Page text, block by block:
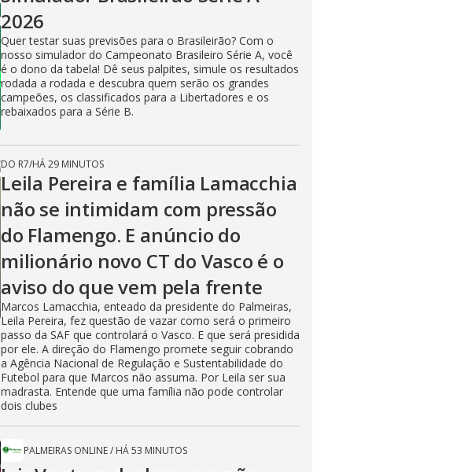
2026
Quer testar suas previsões para o Brasileirão? Com o
nosso simulador do Campeonato Brasileiro Série A, você
é o dono da tabela! Dê seus palpites, simule os resultados
rodada a rodada e descubra quem serão os grandes
campeões, os classificados para a Libertadores e os
rebaixados para a Série B.
DO R7/HÁ 29 MINUTOS
Leila Pereira e família Lamacchia
não se intimidam com pressão
do Flamengo. E anúncio do
milionário novo CT do Vasco é o
aviso do que vem pela frente
Marcos Lamacchia, enteado da presidente do Palmeiras,
Leila Pereira, fez questão de vazar como será o primeiro
passo da SAF que controlará o Vasco. E que será presidida
por ele. A direção do Flamengo promete seguir cobrando
a Agência Nacional de Regulação e Sustentabilidade do
Futebol para que Marcos não assuma. Por Leila ser sua
madrasta. Entende que uma família não pode controlar
dois clubes
PALMEIRAS ONLINE/ HÁ 53 MINUTOS